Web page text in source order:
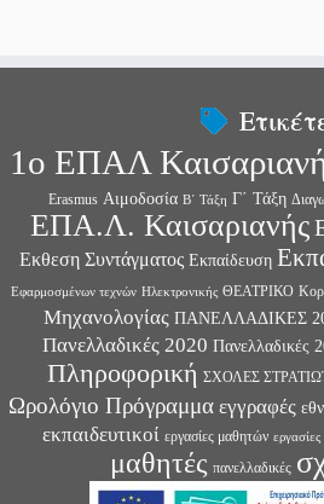
1ο ΕΠΑΛ
Erasmus Αιμοδοσία Β΄ Τάξη Γ΄ Τάξη
ΕΠΑ.Λ. Καισαριανής
Εκθεση Συντάγματος Εκπαίδευση
Εφαρμοσμένων τεχνών Ηλεκτρονικής ΘΕΑΤΡΙΚΟ
Μηχανολογίας ΠΑΝΕΛΛΑΔΙΚΕΣ
Πανελλαδικές 2020 Πανελλαδικές
Πληροφορική ΣΧΟΛΕΣ
Ωρολόγιο Πρόγραμμα εγγραφές
εκπαιδευτικοί εργασίες μαθητών
μαθητές πανελλαδικές